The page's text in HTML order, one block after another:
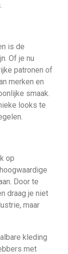
is de
Of je nu
patronen of
merken en
smaak.
looks te
op
Door te
draag je niet
maar
kleding
met